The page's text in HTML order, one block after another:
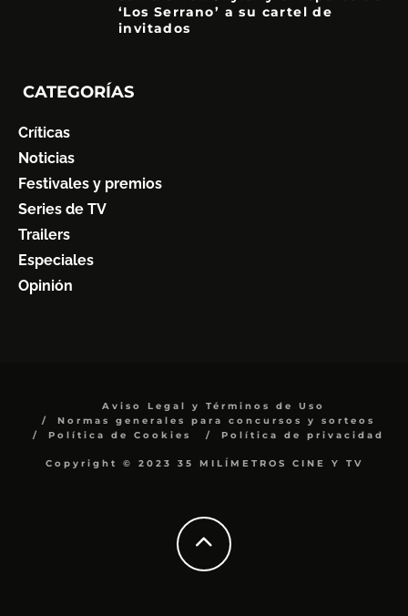
‘Los Serrano’ a su cartel de
invitados
CATEGORÍAS
Críticas
Noticias
Festivales y premios
Series de TV
Trailers
Especiales
Opinión
Aviso Legal y Términos de Uso
Normas generales para concursos y sorteos
Política de Cookies
Política de privacidad
Copyright © 2023 35 MILÍMETROS CINE Y TV